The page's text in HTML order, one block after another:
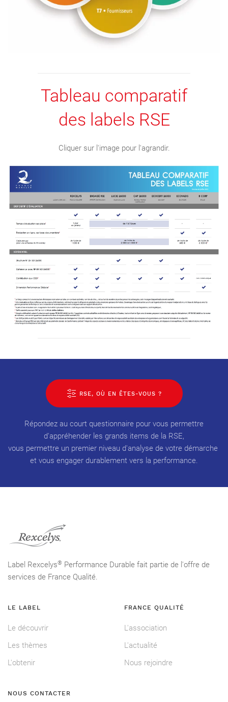
Tableau comparatif
des labels RSE
Cliquer sur l'image pour l'agrandir.
RSE, OÙ EN ÊTES-VOUS ?
Répondez au court questionnaire pour vous permettre
d'appréhender les grands items de la RSE,
vous permettre un premier niveau d'analyse de votre démarche
et vous engager durablement vers la performance.
Label Rexcelys® Performance Durable fait partie de l'offre de
services de France Qualité.
LE LABEL
Le découvrir
Les thèmes
L'obtenir
FRANCE QUALITÉ
L'association
L'actualité
Nous rejoindre
NOUS CONTACTER